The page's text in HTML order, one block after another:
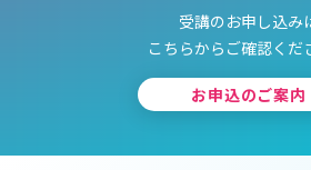
受講のお申し込み
こちらからご確認くだ
お申込のご案内